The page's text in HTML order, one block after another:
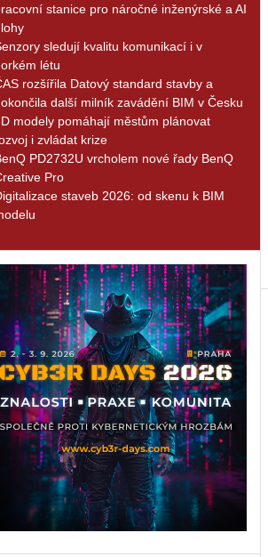
stanice pro náročné inženýrské a AI
sledují kvalitu komunikací i v
létu
rozšířila Datový standard stavby a
další milník zavádění BIM v Česku
modely pomáhají městům plánovat
i zvládat krize
PD2732U vrcholem nové řady BenQ
Pro
staveb 2026: od skenu k BIM